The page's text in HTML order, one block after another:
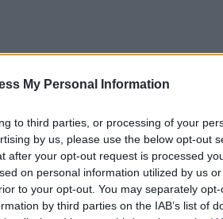
My Personal Information
to third parties, or processing of your
by us, please use the below opt-out
after your opt-out request is processed
on personal information utilized by us
to your opt-out. You may separately
by third parties on the IAB’s list of
suunnistuskauteen.
leiri tarkoitti lähinnä
ja oivalsin talvella,
oikein. Harjoittelinkin
päivässä yli 200km